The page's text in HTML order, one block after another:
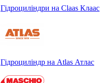
Гідроциліндри на Claas Клаас
Гідроциліндр на Atlas Атлас